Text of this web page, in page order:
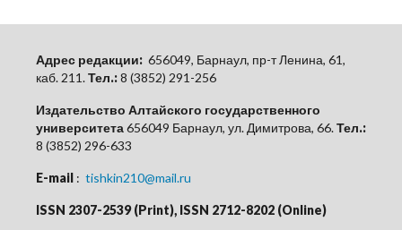
Адрес редакции: 656049, Барнаул, пр-т Ленина, 61,
каб. 211.Тел.:8 (3852) 291-256
Издательство Алтайского государственного
университета656049 Барнаул, ул. Димитрова, 66.Тел.:
8 (3852) 296-633
E-mail : tishkin210@mail.ru
ISSN 2307-2539 (Print), ISSN 2712-8202 (Online)